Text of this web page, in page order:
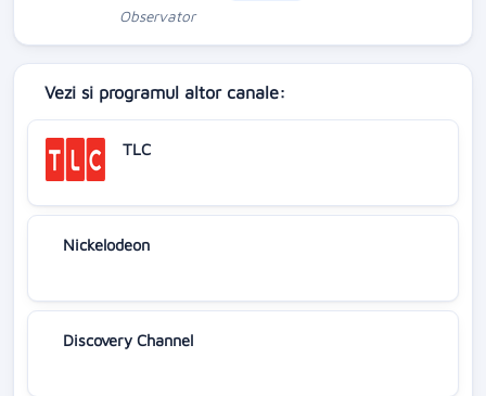
Observator
Vezi si programul altor canale:
TLC
Nickelodeon
Discovery Channel